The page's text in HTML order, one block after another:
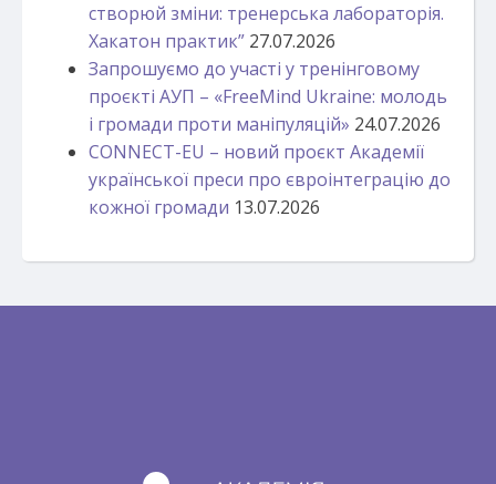
створюй зміни: тренерська лабораторія.
Хакатон практик” 27.07.2026
Запрошуємо до участі у тренінговому
проєкті АУП – «FreeMind Ukraine: молодь
і громади проти маніпуляцій» 24.07.2026
CONNECT-EU – новий проєкт Академії
української преси про євроінтеграцію до
кожної громади 13.07.2026